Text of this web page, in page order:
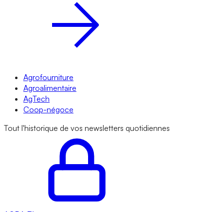
Agrofourniture
Agroalimentaire
AgTech
Coop-négoce
Tout l'historique de vos newsletters quotidiennes